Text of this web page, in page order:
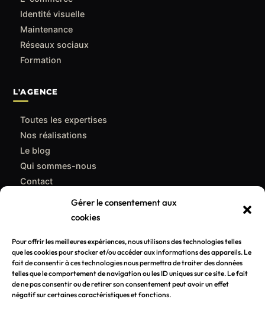
Gérer le consentement aux
cookies
Pour offrir les meilleures expériences, nous utilisons des technologies telles
que les cookies pour stocker et/ou accéder aux informations des appareils. Le
fait de consentir à ces technologies nous permettra de traiter des données
telles que le comportement de navigation ou les ID uniques sur ce site. Le fait
de ne pas consentir ou de retirer son consentement peut avoir un effet
négatif sur certaines caractéristiques et fonctions.
Identité visuelle
Maintenance
Réseaux sociaux
Formation
L'AGENCE
Toutes les expertises
Nos réalisations
Le blog
Qui sommes-nous
Contact
support@poulpemedia.fr
07 62 01 54 84
Bordeaux & Gironde — Caudéran